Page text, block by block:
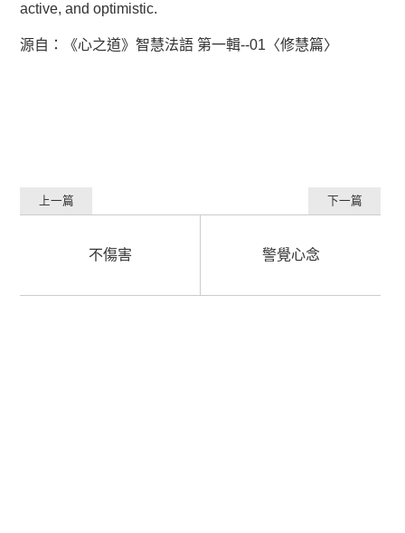
active, and optimistic.
源自：《心之道》智慧法語 第一輯--01〈修慧篇〉
不傷害
上一篇
警覺心念
下一篇